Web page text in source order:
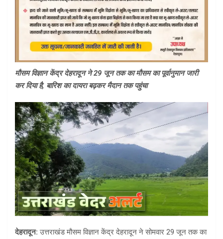
मौसम विज्ञान केंद्र देहरादून ने 29 जून तक का मौसम का पूर्वानुमान जारी
कर दिया है, बारिश का दायरा बढ़कर मैदान तक पहुंचा
देहरादून:उत्तराखंड मौसम विज्ञान केंद्र देहरादून ने सोमवार 29 जून तक का